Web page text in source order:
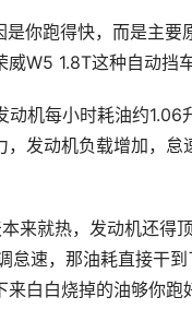
你跑得快，而是主要
W5 1.8T这种自动挡
机每小时耗油约
发动机负载增加，
来就热，发动机还得
速，那油耗直接干
白白烧掉的油够你